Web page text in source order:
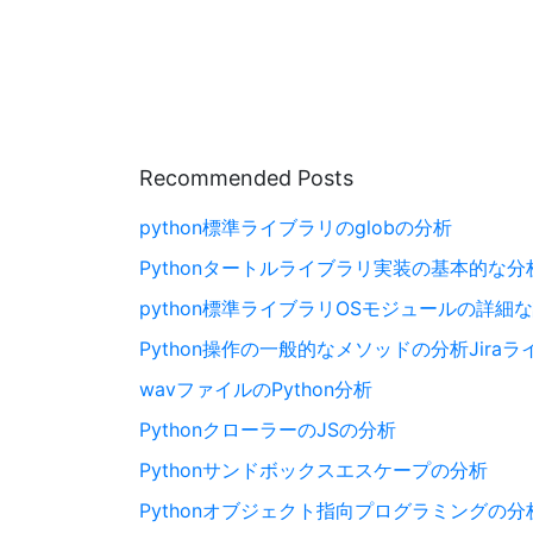
Recommended Posts
python標準ライブラリのglobの分析
Pythonタートルライブラリ実装の基本的な分
python標準ライブラリOSモジュールの詳細
Python操作の一般的なメソッドの分析Jiraラ
wavファイルのPython分析
PythonクローラーのJSの分析
Pythonサンドボックスエスケープの分析
Pythonオブジェクト指向プログラミングの分